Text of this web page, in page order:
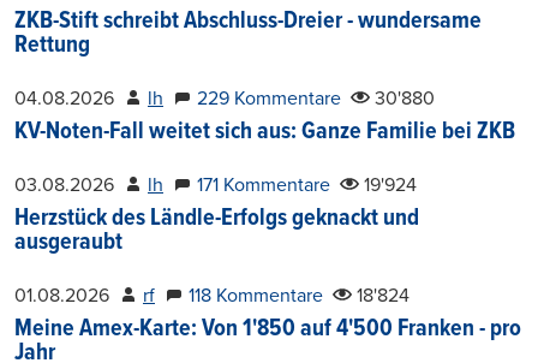
ZKB-Stift schreibt Abschluss-Dreier - wundersame
Rettung
04.08.2026 lh 229 Kommentare 30'880
KV-Noten-Fall weitet sich aus: Ganze Familie bei ZKB
03.08.2026 lh 171 Kommentare 19'924
Herzstück des Ländle-Erfolgs geknackt und
ausgeraubt
01.08.2026 rf 118 Kommentare 18'824
Meine Amex-Karte: Von 1'850 auf 4'500 Franken - pro
Jahr